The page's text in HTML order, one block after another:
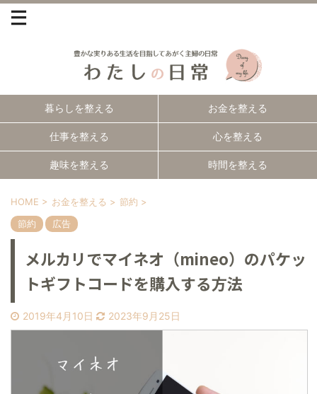
暮らしを整える お金を整える
仕事を整える 心を整える
趣味を整える 時間を整える
HOME > お金を整える > 節約 >
節約
広告
メルカリでマイネオ（mineo）のパケッ
トギフトコードを購入する方法
2019年4月10日 2023年9月25日